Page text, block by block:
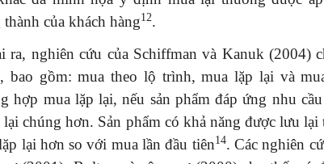
của khách hàng12.
ra, nghiên cứu của Schiffman và Kanuk (2004)
bao gồm: mua theo lộ trình, mua lặp lại và
hợp mua lặp lại, nếu sản phẩm đáp ứng nhu
chúng hơn. Sản phẩm có khả năng được lưu
lại hơn so với mua lần đầu tiên14. Các nghiên